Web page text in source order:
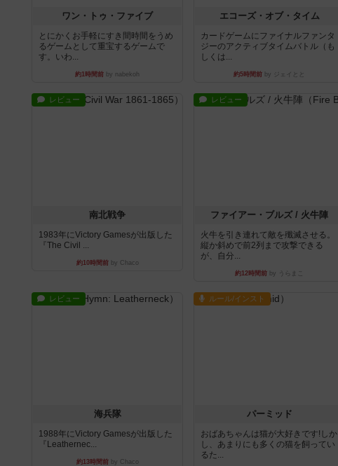
ワン・トゥ・ファイブ
とにかくお手軽にすき間時間をうめ
るゲームとして重宝するゲームで
す。いわ...
約1時間前 by nabekoh
エコーズ・オブ・タイム
カードゲームにファイナルファンタ
ジーのアクティブタイムバトル（も
しくは...
約5時間前 by ジェイとと
レビュー
南北戦争
1983年にVictory Gamesが出版した
『The Civil ...
約10時間前by Chaco
レビュー
ファイアー・ブルズ / 火牛陣
火牛を引き連れて敵を殲滅させる。
縦か斜めで前2列まで攻撃できる
が、自分...
約12時間前 by うらまこ
レビュー
海兵隊
1988年にVictory Gamesが出版した
『Leathernec...
約13時間前by Chaco
ルール/インスト
パーミッド
おばあちゃんは猫が大好きです!しか
し、あまりにも多くの猫を飼ってい
るた...